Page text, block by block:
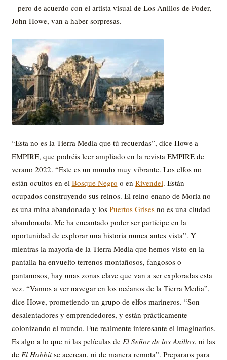
– pero de acuerdo con el artista visual de Los Anillos de Poder,
John Howe, van a haber sorpresas.
“Esta no es la Tierra Media que tú recuerdas”, dice Howe a
EMPIRE, que podréis leer ampliado en la revista EMPIRE de
verano 2022. “Este es un mundo muy vibrante. Los elfos no
están ocultos en el Bosque Negro o en Rivendel. Están
ocupados construyendo sus reinos. El reino enano de Moria no
es una mina abandonada y los Puertos Grisesno es una ciudad
abandonada. Me ha encantado poder ser partícipe en la
oportunidad de explorar una historia nunca antes vista”. Y
mientras la mayoría de la Tierra Media que hemos visto en la
pantalla ha envuelto terrenos montañosos, fangosos o
pantanosos, hay unas zonas clave que van a ser exploradas esta
vez. “Vamos a ver navegar en los océanos de la Tierra Media”,
dice Howe, prometiendo un grupo de elfos marineros. “Son
desalentadores y emprendedores, y están prácticamente
colonizando el mundo. Fue realmente interesante el imaginarlos.
Es algo a lo que ni las películas de El Señor de los Anillos, ni las
de El Hobbitse acercan, ni de manera remota”. Preparaos para